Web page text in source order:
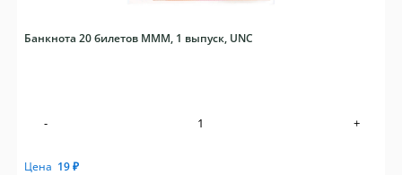
Банкнота 20 билетов МММ, 1 выпуск, UNC
- +
Цена 19₽